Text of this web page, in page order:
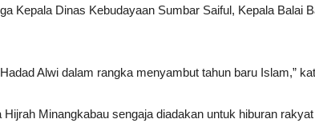
Kepala Dinas Kebudayaan Sumbar Saiful, Kepala Balai
Alwi dalam rangka menyambut tahun baru Islam,”
Minangkabau sengaja diadakan untuk hiburan